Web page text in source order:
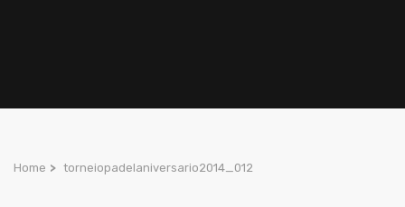
Home > torneiopadelaniversario2014_012